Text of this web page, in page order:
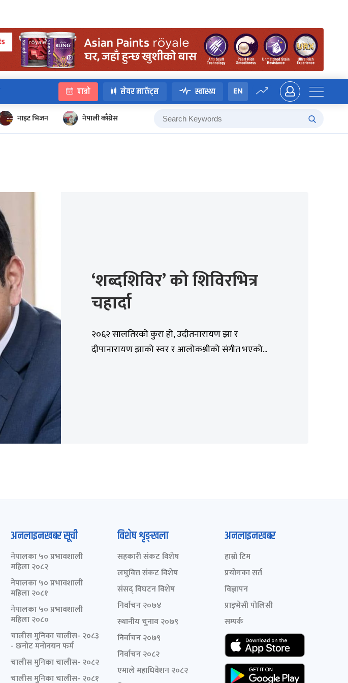
पात्रो सेयर मार्केट्स स्वास्थ्य EN
नाइट भिजन नेपाली काँग्रेस
‘शब्दशिविर’ को शिविरभित्र
चहार्दा
२०६२ सालतिरको कुरा हो, उदीतनारायण झा र
दीपानारायण झाको स्वर र आलोकश्रीको संगीत भएको...
अनलाइनखबर सूची
नेपालका ५० प्रभावशाली
महिला २०८२
नेपालका ५० प्रभावशाली
महिला २०८१
नेपालका ५० प्रभावशाली
महिला २०८०
चालीस मुनिका चालीस- २०८३
- छनोट मनोनयन फर्म
चालीस मुनिका चालीस- २०८२
चालीस मुनिका चालीस- २०८१
विशेष शृङ्खला
सहकारी संकट विशेष
लघुवित्त संकट विशेष
संसद् विघटन विशेष
निर्वाचन २०७४
स्थानीय चुनाव २०७९
निर्वाचन २०७९
निर्वाचन २०८२
एमाले महाधिवेशन २०८२
अनलाइनखबर
हाम्रो टिम
प्रयोगका सर्त
विज्ञापन
प्राइभेसी पोलिसी
सम्पर्क